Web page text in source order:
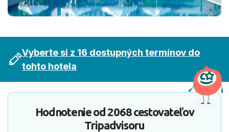
Vyberte si z 16 dostupných termínov do
tohto hotela
Hodnotenie od2068 cestovateľov
Tripadvisoru